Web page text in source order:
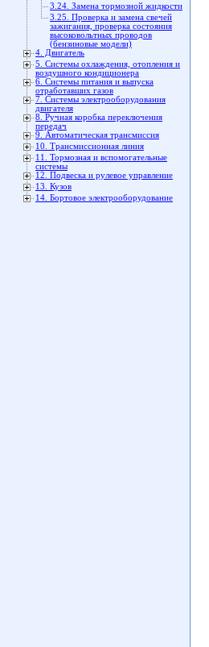
3.24. Замена тормозной жидкости
3.25. Проверка и замена свечей
зажигания, проверка состояния
высоковольтных проводов
(бензиновые модели)
4. Двигатель
5. Системы охлаждения, отопления и
воздушного кондиционера
6. Системы питания и выпуска
отработавших газов
7. Системы электрооборудования
двигателя
8. Ручная коробка переключения
передач
9. Автоматичеcкая трансмиссия
10. Трансмиссионная линия
11. Тормозная и вспомогательные
системы
12. Подвеска и рулевое управление
13. Кузов
14. Бортовое электрооборудование